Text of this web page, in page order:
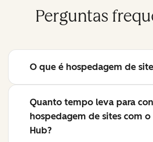
Perguntas
O que é hospedagem de
Quanto tempo leva para
hospedagem de sites com
Hub?